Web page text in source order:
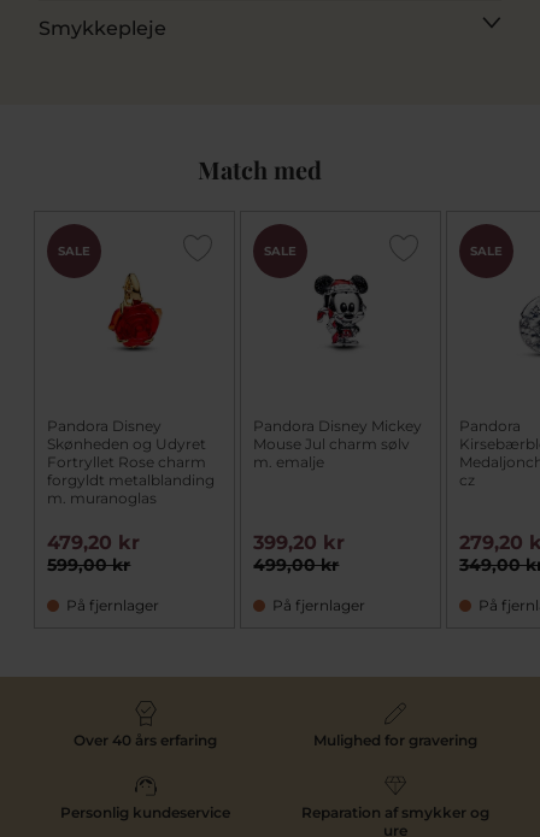
Smykkepleje
Match med
SALE
Pandora Disney
Skønheden og Udyret
Fortryllet Rose charm
forgyldt metalblanding
m. muranoglas
599,00 kr
479,20 kr
På fjernlager
SALE
Pandora Disney Mickey
Mouse Jul charm sølv
m. emalje
499,00 kr
399,20 kr
På fjernlager
SALE
Pandora
cz
349,00
279,20
På
Over 40 års erfaring Mulighed for gravering
Personlig kundeservice
Reparation af smykker og
ure